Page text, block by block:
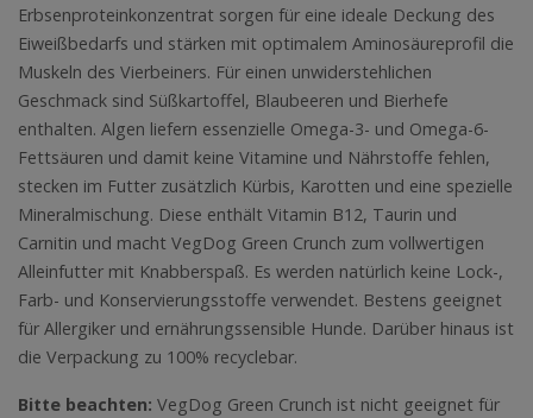
Erbsenproteinkonzentrat sorgen für eine ideale Deckung des
Eiweißbedarfs und stärken mit optimalem Aminosäureprofil die
Muskeln des Vierbeiners. Für einen unwiderstehlichen
Geschmack sind Süßkartoffel, Blaubeeren und Bierhefe
enthalten. Algen liefern essenzielle Omega-3- und Omega-6-
Fettsäuren und damit keine Vitamine und Nährstoffe fehlen,
stecken im Futter zusätzlich Kürbis, Karotten und eine spezielle
Mineralmischung. Diese enthält Vitamin B12, Taurin und
Carnitin und macht VegDog Green Crunch zum vollwertigen
Alleinfutter mit Knabberspaß. Es werden natürlich keine Lock-,
Farb- und Konservierungsstoffe verwendet. Bestens geeignet
für Allergiker und ernährungssensible Hunde. Darüber hinaus ist
die Verpackung zu 100% recyclebar.
Bitte beachten: VegDog Green Crunch ist nicht geeignet für